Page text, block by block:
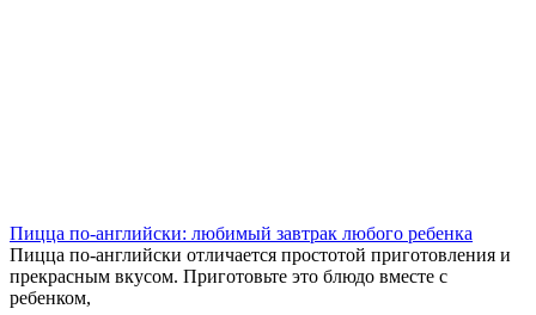
Пицца по-английски: любимый завтрак любого ребенка
Пицца по-английски отличается простотой приготовления и
прекрасным вкусом. Приготовьте это блюдо вместе с
ребенком,